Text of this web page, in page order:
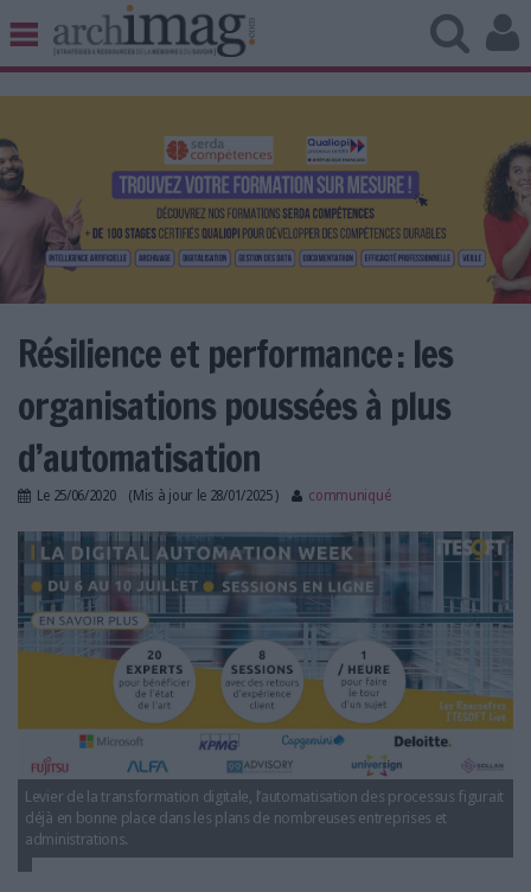
BIBLIOTHÈQUE ÉDITION
UNIVERS DATA
TRAVAIL COLLABORATIF
VIE NUMÉRIQUE
NUMÉRIQUE RESPONSABLE
LES NEWSLETTERS
LE MAGAZINE
LES GUIDES PRATIQUES
L'ESPACE EMPLOI
L'ANNUAIRE DES ACTEURS
LES LIVRES BLANCS
LES SUPPLÉMENTS
NOS OFFRES D'ABONNEMENTS
Résilience et performance : les
organisations poussées à plus
d’automatisation
Le 25/06/2020 (Mis à jour le 28/01/2025) communiqué
itesoft_automatisation_digitalisation_0.jpg
Levier de la transformation digitale, l’automatisation des processus figurait
déjà en bonne place dans les plans de nombreuses entreprises et
administrations.